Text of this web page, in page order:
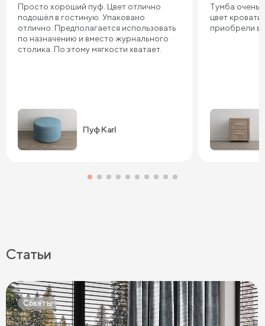
Просто хороший пуф. Цвет отлично
подошёл в гостиную. Упаковано
отлично. Предполагается использовать
по назначению и вместо журнального
столика. По этому мягкости хватает.
Пуф Karl
Тумба очень
цвет
приобрели в
Статьи
Советы